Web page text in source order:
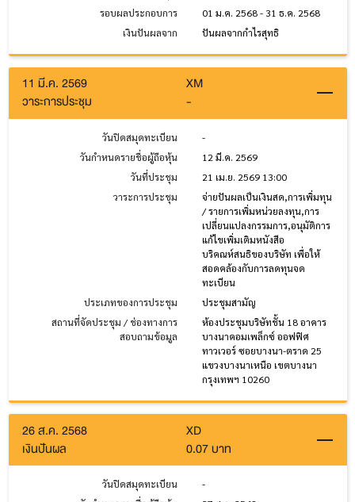
รอบผลประกอบการ
01 ม.ค. 2568 - 31 ธ.ค. 2568
เงินปันผลจาก
ปันผลจากกำไรสุทธิ
11 มี.ค. 2569
XM
วาระการประชุม
-
วันปิดสมุดทะเบียน
-
วันกำหนดรายชื่อผู้ถือหุ้น
12 มี.ค. 2569
วันที่ประชุม
21 เม.ย. 2569 13:00
วาระการประชุม
จ่ายปันผลเป็นเงินสด,การเพิ่มทุน
/ รายการเพิ่มหน่วยลงทุน,การ
เปลี่ยนแปลงกรรมการ,อนุมัติการ
แก้ไขเพิ่มเติมหนังสือ
บริคณห์สนธิของบริษัท เพื่อให้
สอดคล้องกับการลดทุนจด
ทะเบียน
ประเภทของการประชุม
ประชุมสามัญ
สถานที่จัดประชุม / ช่องทางการ
สอบถามข้อมูล
ห้องประชุมบริษัทชั้น 18 อาคาร
บางนาคอมเพล็กซ์ ออฟฟิศ
ทาวเวอร์ ซอยบางนา-ตราด 25
แขวงบางนาเหนือ เขตบางนา
กรุงเทพฯ 10260
26 ส.ค. 2568
XD
เงินปันผล
0.07 บาท
วันปิดสมุดทะเบียน
-